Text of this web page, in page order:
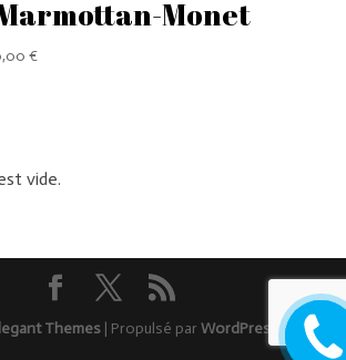
Monet
€Plage
310,00 €
vide.
Themes| Propulsé par WordPress
moi